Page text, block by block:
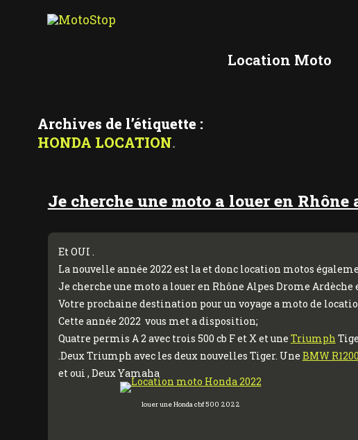
contenu
Location Moto
Archives de l’étiquette :
HONDA LOCATION
Je cherche une moto a louer en Rhône
Et OUI .
La nouvelle année 2022 est la et donc location motos
Je cherche une moto a louer en Rhône Alpes Drome Ardèche
Votre prochaine destination pour un voyage a moto de
Cette année 2022 vous met a disposition;
Quatre permis A 2 avec trois 500 cb F et X et une Triumph
.Deux Triumph avec les deux nouvelles Tiger. Une BMW
et oui , Deux Yamaha
louer une Honda cbf 500 2022